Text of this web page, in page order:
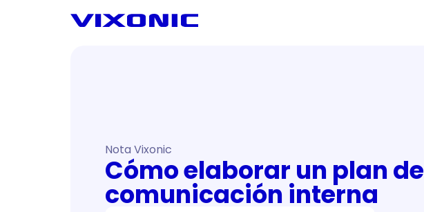
Nota Vixonic
Cómo elaborar un plan de
comunicación interna